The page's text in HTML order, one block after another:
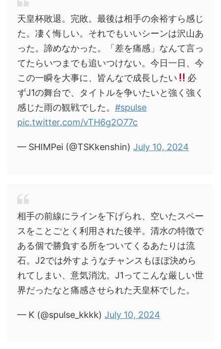
天皇杯敗退。完敗。最後は相手の余裕すら感じ
た。凄く悔しい。それでもいいシーンは沢山あ
った。諦めなかった。「差を痛感」なんて言っ
てたらいつまでも追いつけない。今日一日、今
この一瞬を大事に、皆んなで成長したい
必
ずJ1の舞台で、タイトルを争いたいと強く強く
感じた雨の観戦でした。 #spulse
pic.twitter.com/vTH6g2O77c
— SHIMPei (@TSKkenshin) July 10, 2024
相手の前線にラインを下げられ、空いたスペー
スをことごとく利用された後半。清水の特徴で
ある個で勝負する所をついてくるあたりは流
石。J2では外すようなチャンスもほぼ決めら
れてしまい、意気消沈。J1ってこんな厳しい世
界だったなと痛感させられた天皇杯でした。
— K (@spulse_kkkk) July 10, 2024